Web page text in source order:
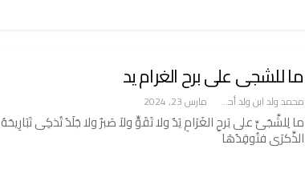
ما للشجى على برح الغرام يد
محمد ولد ابن ولد أحميدا مارس 23, 2024
ما لِلشَّجَىِّ على بَرحِ الغَرَامِ يَدٌ ولا تَقَوٍّ ولاَ صَبرٌ ولا جَلَدُ تُذكِى تَبَارِيحَهُ
الذِّكرَى فتُوقِدُهَا